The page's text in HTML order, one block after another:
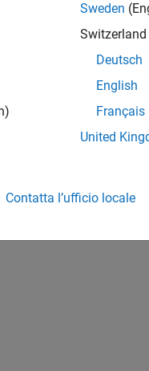
Sweden
Switzerland
Deutsch
English
Français
United
Contatta l’ufficio locale